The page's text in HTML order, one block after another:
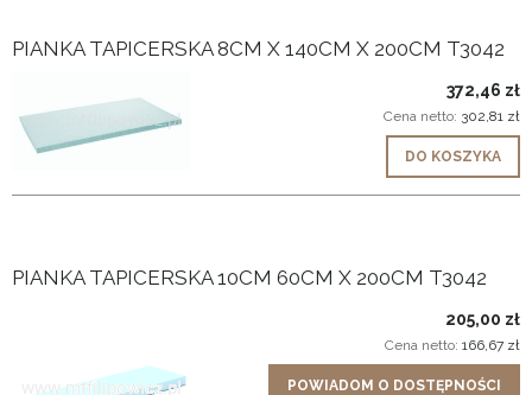
PIANKA TAPICERSKA 8CM X 140CM X 200CM T3042
372,46 zł
Cena netto: 302,81 zł
DO KOSZYKA
PIANKA TAPICERSKA 10CM 60CM X 200CM T3042
205,00 zł
Cena netto: 166,67 zł
POWIADOM O DOSTĘPNOŚCI